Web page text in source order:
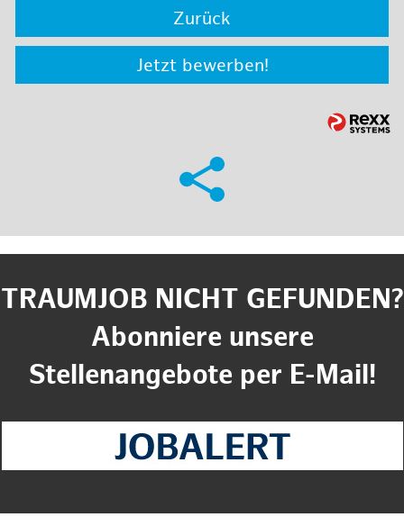
Zurück
Jetzt bewerben!
TRAUMJOB NICHT GEFUNDEN?
Abonniere unsere
Stellenangebote per E-Mail!